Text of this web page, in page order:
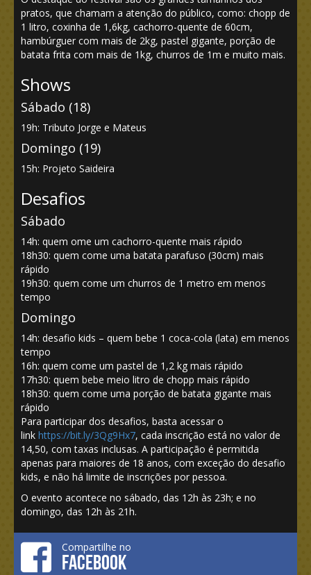
pratos, que chamam a atenção do público, como: chopp de
1 litro, coxinha de 1,6kg, cachorro-quente de 60cm,
hambúrguer com mais de 2kg, pastel gigante, porção de
batata frita com mais de 1kg, churros de 1m e muito mais.
Shows
Sábado (18)
19h: Tributo Jorge e Mateus
Domingo (19)
15h: Projeto Saideira
Desafios
Sábado
14h: quem ome um cachorro-quente mais rápido
18h30: quem come uma batata parafuso (30cm) mais
rápido
19h30: quem come um churros de 1 metro em menos
tempo
Domingo
14h: desafio kids – quem bebe 1 coca-cola (lata) em menos
tempo
16h: quem come um pastel de 1,2 kg mais rápido
17h30: quem bebe meio litro de chopp mais rápido
18h30: quem come uma porção de batata gigante mais
rápido
Para participar dos desafios, basta acessar o
link https://bit.ly/3Qg9Hx7, cada inscrição está no valor de
14,50, com taxas inclusas. A participação é permitida
apenas para maiores de 18 anos, com exceção do desafio
kids, e não há limite de inscrições por pessoa.
O evento acontece no sábado, das 12h às 23h; e no
domingo, das 12h às 21h.
Compartilhe no
FACEBOOK